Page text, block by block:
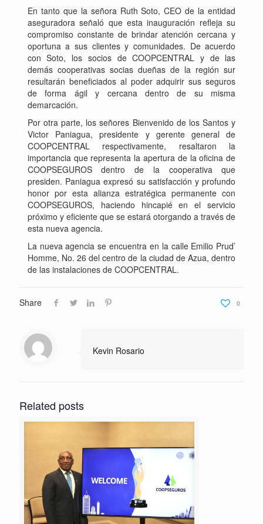
En tanto que la señora Ruth Soto, CEO de la entidad
aseguradora señaló que esta inauguración refleja su
compromiso constante de brindar atención cercana y
oportuna a sus clientes y comunidades. De acuerdo
con Soto, los socios de COOPCENTRAL y de las
demás cooperativas socias dueñas de la región sur
resultarán beneficiados al poder adquirir sus seguros
de forma ágil y cercana dentro de su misma
demarcación.
Por otra parte, los señores Bienvenido de los Santos y
Victor Paniagua, presidente y gerente general de
COOPCENTRAL respectivamente, resaltaron la
importancia que representa la apertura de la oficina de
COOPSEGUROS dentro de la cooperativa que
presiden. Paniagua expresó su satisfacción y profundo
honor por esta alianza estratégica permanente con
COOPSEGUROS, haciendo hincapié en el servicio
próximo y eficiente que se estará otorgando a través de
esta nueva agencia.
La nueva agencia se encuentra en la calle Emilio Prud’
Homme, No. 26 del centro de la ciudad de Azua, dentro
de las instalaciones de COOPCENTRAL.
Share 0
Kevin Rosario
Related posts